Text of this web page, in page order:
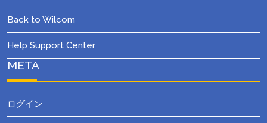
Back to Wilcom
Help Support Center
META
ログイン